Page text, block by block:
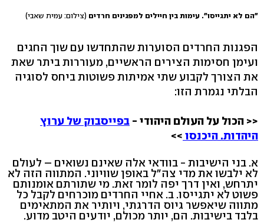
"הם לא יתגייסו". עימות בין חיילים למפגינים חרדים (צילום: עמית שאבי)
הפגנות החרדים הסוערות שהתחדשו עם שוך החגים
ועימן חסימות הצירים הראשיים, מעוררות ביתר שאת
את הצורך לקבוע שתי אמיתות פשוטות ביחס לסוגיה
הבלתי נגמרת הזו:
<< הכול על העולם היהודי - בפייסבוק של ערוץ
היהדות. היכנסו >>
א. בני הישיבות - בוודאי אלה שאינם נשואים – לעולם
לא ילבשו את מדי צה"ל באופן שוויוני. המתווה הזה לא
יתרחש, ואין דרך יפה לומר זאת. מי שתורתם אומנותם
פשוט לא יתגייסו. ב. אחיי החרדים מוכרחים לקבל כל
מתווה שיאפשר גיוס הדרגתי, ויותיר את המתאימים
בלבד בישיבות. הם, יותר מכולם, יודעים היטב מדוע.